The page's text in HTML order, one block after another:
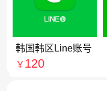
韩国韩区Line账号
￥ 120